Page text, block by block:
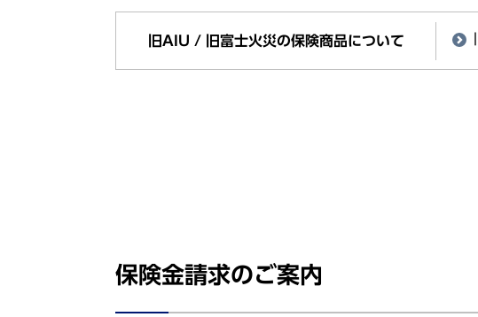
旧AIU / 旧富士火災の保険商品について
保険金請求のご案内